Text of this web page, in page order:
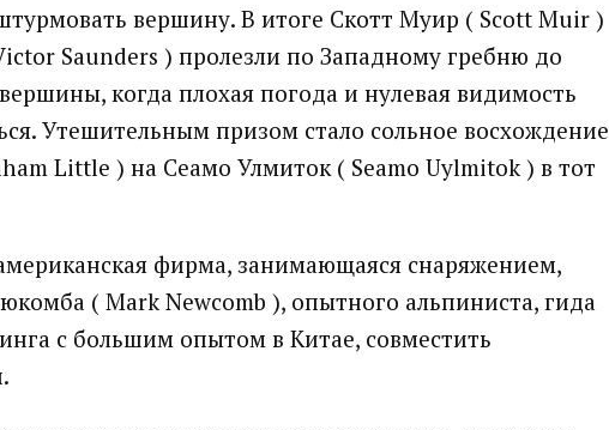
вершину. В итоге Скотт Муир ( Scott Muir )
Saunders ) пролезли по Западному гребню до
когда плохая погода и нулевая видимость
Утешительным призом стало сольное восхождение
Little ) на Сеамо Улмиток ( Seamo Uylmitok ) в тот
фирма, занимающаяся снаряжением,
( Mark Newcomb ), опытного альпиниста, гида
с большим опытом в Китае, совместить